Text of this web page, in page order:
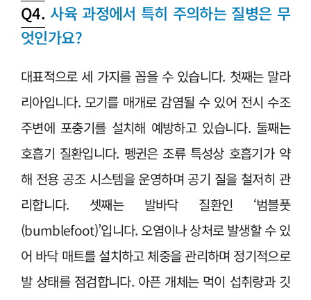
Q4. 사육 과정에서 특히 주의하는 질병은 무
엇인가요?
대표적으로 세 가지를 꼽을 수 있습니다. 첫째는 말라
리아입니다. 모기를 매개로 감염될 수 있어 전시 수조
주변에 포충기를 설치해 예방하고 있습니다. 둘째는
호흡기 질환입니다. 펭귄은 조류 특성상 호흡기가 약
해 전용 공조 시스템을 운영하며 공기 질을 철저히 관
리합니다. 셋째는 발바닥 질환인 ‘범블풋
(bumblefoot)’입니다. 오염이나 상처로 발생할 수 있
어 바닥 매트를 설치하고 체중을 관리하며 정기적으로
발 상태를 점검합니다. 아픈 개체는 먹이 섭취량과 깃